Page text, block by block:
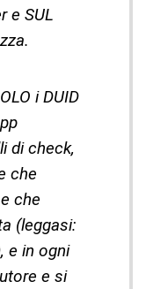
e SUL
i DUID
di check,
che
che
(leggasi:
e in ogni
e si